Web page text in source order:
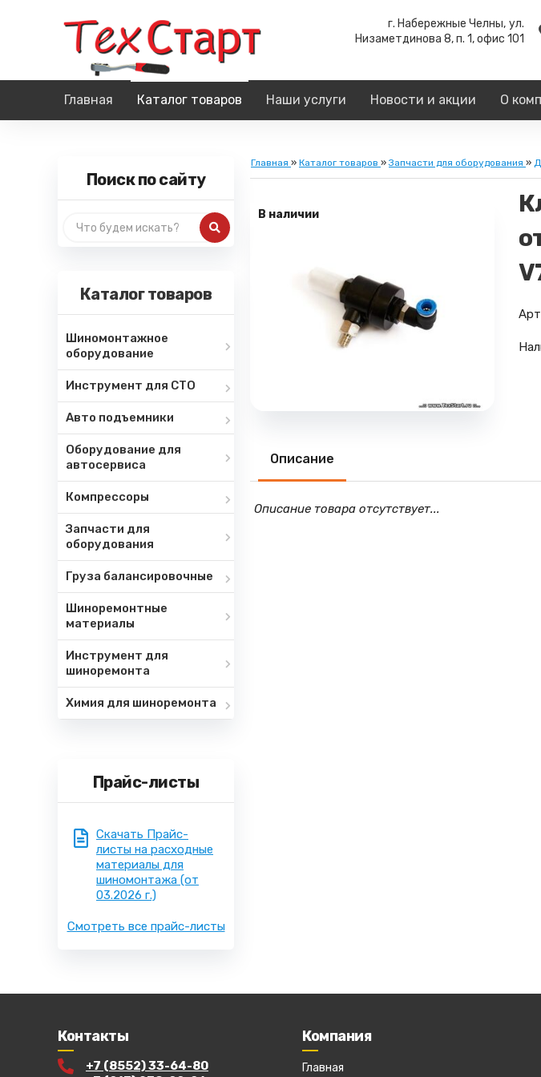
г. Набережные Челны, ул.
Низаметдинова 8, п. 1, офис 101
Главная Каталог товаров Наши услуги Новости и акции О
Поиск по сайту
Каталог товаров
Шиномонтажное
оборудование
Инструмент для СТО
Авто подъемники
Оборудование для
автосервиса
Компрессоры
Запчасти для
оборудования
Груза балансировочные
Шиноремонтные
материалы
Инструмент для
шиноремонта
Химия для шиноремонта
Прайс-листы
Скачать Прайс-
листы на расходные
материалы для
шиномонтажа (от
03.2026 г.)
Смотреть все прайс-листы
Главная » Каталог товаров »Запчасти для оборудования »
В наличии
Описание
Описание товара отсутствует...
Контакты
+7 (8552) 33-64-80
Компания
Главная